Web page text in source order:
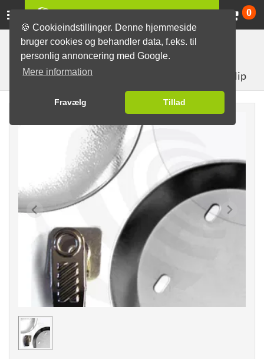
🍪 Cookieindstillinger. Denne hjemmeside
bruger cookies og behandler data, f.eks. til
personlig annoncering med Google.
Mere information
Fravælg Tillad
0
Badgemaskiner med tilbehør
Materialer til fremstilling af
knapper
Badgedele som Sæt 76mm Badgedele
med Krokodille-clip
< /picture>